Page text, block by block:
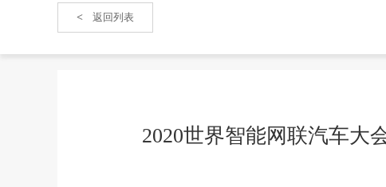
< 返回列表
2020世界智能网联汽车大